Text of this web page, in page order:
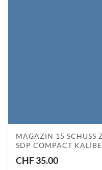
MAGAZIN 15 SCHUSS
SDP COMPACT
CHF35.00